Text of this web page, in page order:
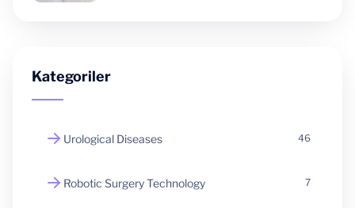
Kategoriler
Urological Diseases 46
Robotic Surgery Technology 7